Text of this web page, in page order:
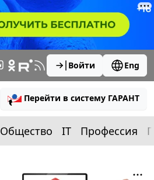
Войти Eng
Перейти в систему ГАРАНТ
Общество IT Профессия